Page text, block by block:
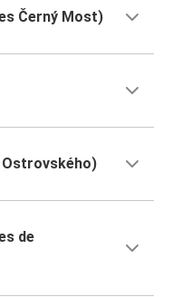
Černý Most)
Ostrovského)
de